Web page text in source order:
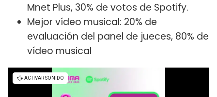
Mnet Plus, 30% de votos de Spotify.
Mejor vídeo musical: 20% de
evaluación del panel de jueces, 80% de
vídeo musical